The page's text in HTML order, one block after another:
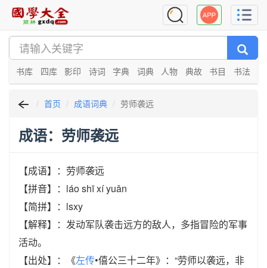
书库 四库 影印 诗词 字典 词典 人物 典故 书目 书法
首页 成语词典 劳师袭远
成语：劳师袭远
【成语】：劳师袭远
【拼音】：láo shī xí yuǎn
【简拼】：lsxy
【解释】：发动军队袭击远方的敌人，多指冒险的军事
活动。
【出处】：《左传•僖公三十二年》：“劳师以袭远，非